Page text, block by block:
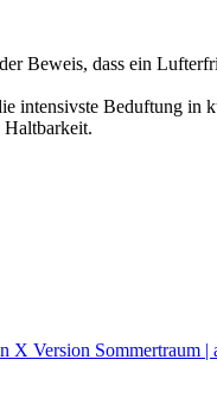
Beweis, dass ein
intensivste Beduftung
Haltbarkeit.